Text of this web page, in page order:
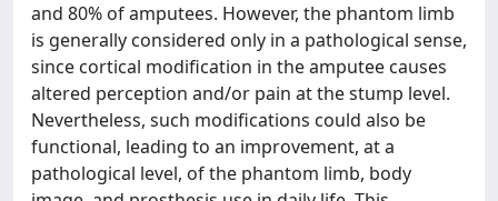
and 80% of amputees. However, the phantom limb
is generally considered only in a pathological sense,
since cortical modification in the amputee causes
altered perception and/or pain at the stump level.
Nevertheless, such modifications could also be
functional, leading to an improvement, at a
pathological level, of the phantom limb, body